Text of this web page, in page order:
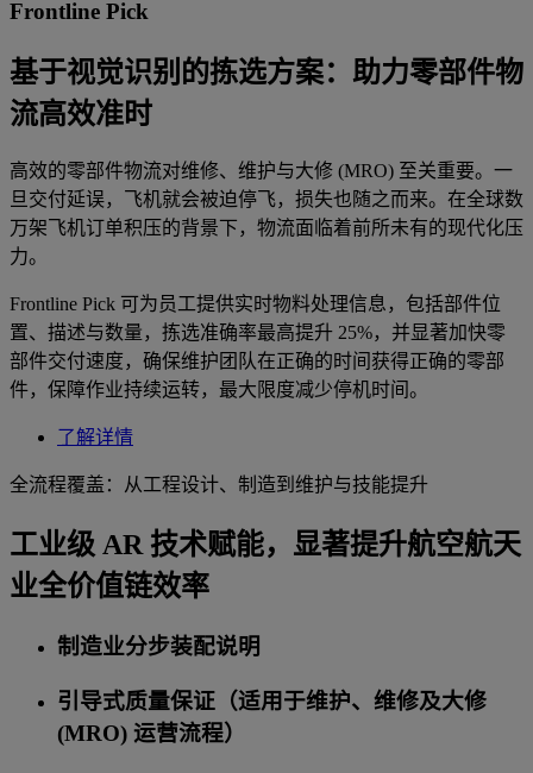
Frontline Pick
基于视觉识别的拣选方案：助力零部件物
流高效准时
高效的零部件物流对维修、维护与大修 (MRO) 至关重要。一
旦交付延误，飞机就会被迫停飞，损失也随之而来。在全球数
万架飞机订单积压的背景下，物流面临着前所未有的现代化压
力。
Frontline Pick 可为员工提供实时物料处理信息，包括部件位
置、描述与数量，拣选准确率最高提升 25%，并显著加快零
部件交付速度，确保维护团队在正确的时间获得正确的零部
件，保障作业持续运转，最大限度减少停机时间。
了解详情
全流程覆盖：从工程设计、制造到维护与技能提升
工业级 AR 技术赋能，显著提升航空航天
业全价值链效率
制造业分步装配说明
引导式质量保证（适用于维护、维修及大修
(MRO) 运营流程）